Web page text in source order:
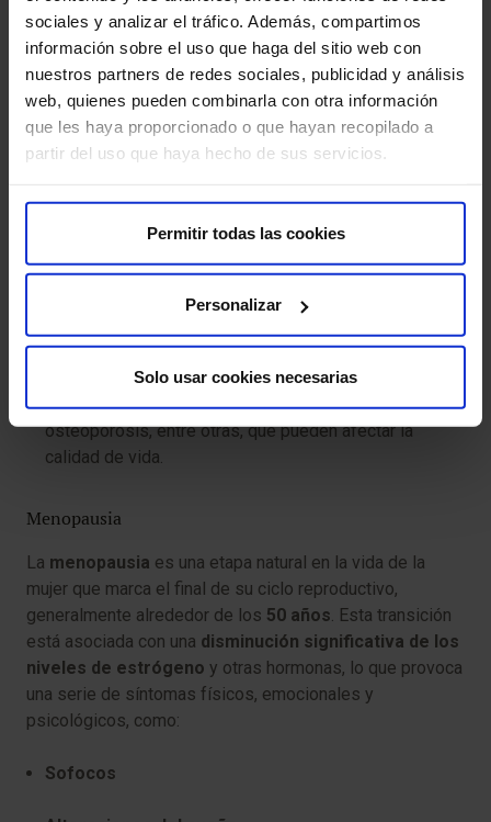
sociales y analizar el tráfico. Además, compartimos
información sobre el uso que haga del sitio web con
nuestros partners de redes sociales, publicidad y análisis
web, quienes pueden combinarla con otra información
que les haya proporcionado o que hayan recopilado a
partir del uso que haya hecho de sus servicios.
Permitir todas las cookies
Personalizar
Solo usar cookies necesarias
aspectos como:
: evaluación de la movilidad, fuerza
muscular, equilibrio y capacidad para realizar
actividades diarias.
Estado cognitivo: detección temprana de problemas
Salud emocional: identificación de signos de
ansiedad, depresión o estrés, que son comunes en el
Condiciones médicas crónicas: control y manejo de
enfermedades como la hipertensión, diabetes,
osteoporosis, entre otras, que pueden afectar la
calidad de vida.
Menopausia
La menopausia es una etapa natural en la vida de la
mujer que marca el final de su ciclo reproductivo,
generalmente alrededor de los 50 años. Esta transición
está asociada con una disminución significativa de los
niveles de estrógeno y otras hormonas, lo que provoca
una serie de síntomas físicos, emocionales y
psicológicos, como:
Sofocos